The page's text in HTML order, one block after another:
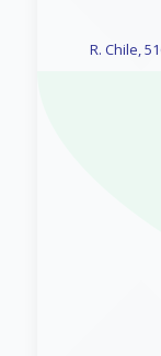
R. Chile,